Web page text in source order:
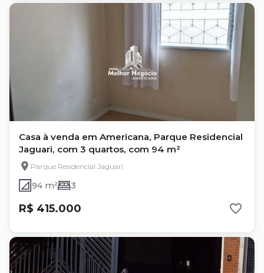
Casa à venda em Americana, Parque Residencial
Jaguari, com 3 quartos, com 94 m²
Parque Residencial Jaguari
94 m² 3
R$ 415.000